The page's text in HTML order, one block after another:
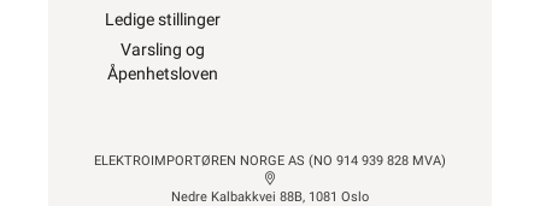
Ledige stillinger
Varsling og
Åpenhetsloven
ELEKTROIMPORTØREN NORGE AS (NO 914 939 828 MVA)
Nedre Kalbakkvei 88B, 1081 Oslo